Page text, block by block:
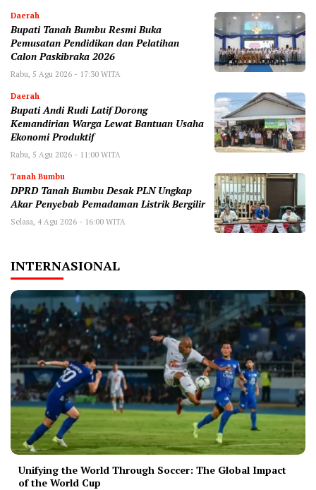
Daerah
Bupati Tanah Bumbu Resmi Buka
Pemusatan Pendidikan dan Pelatihan
Calon Paskibraka 2026
Rabu, 5 Agu 2026 - 17:30 WITA
Daerah
Bupati Andi Rudi Latif Dorong
Kemandirian Warga Lewat Bantuan Usaha
Ekonomi Produktif
Rabu, 5 Agu 2026 - 11:00 WITA
Tanah Bumbu
DPRD Tanah Bumbu Desak PLN Ungkap
Akar Penyebab Pemadaman Listrik Bergilir
Selasa, 4 Agu 2026 - 16:00 WITA
INTERNASIONAL
Unifying the World Through Soccer: The Global Impact
of the World Cup